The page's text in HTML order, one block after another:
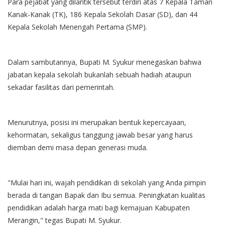
Kanak-Kanak (TK), 186 Kepala Sekolah Dasar (SD), dan 44
Kepala Sekolah Menengah Pertama (SMP).
Dalam sambutannya, Bupati M. Syukur menegaskan bahwa
jabatan kepala sekolah bukanlah sebuah hadiah ataupun
sekadar fasilitas dari pemerintah.
Menurutnya, posisi ini merupakan bentuk kepercayaan,
kehormatan, sekaligus tanggung jawab besar yang harus
diemban demi masa depan generasi muda.
"Mulai hari ini, wajah pendidikan di sekolah yang Anda pimpin
berada di tangan Bapak dan Ibu semua. Peningkatan kualitas
pendidikan adalah harga mati bagi kemajuan Kabupaten
Merangin," tegas Bupati M. Syukur.